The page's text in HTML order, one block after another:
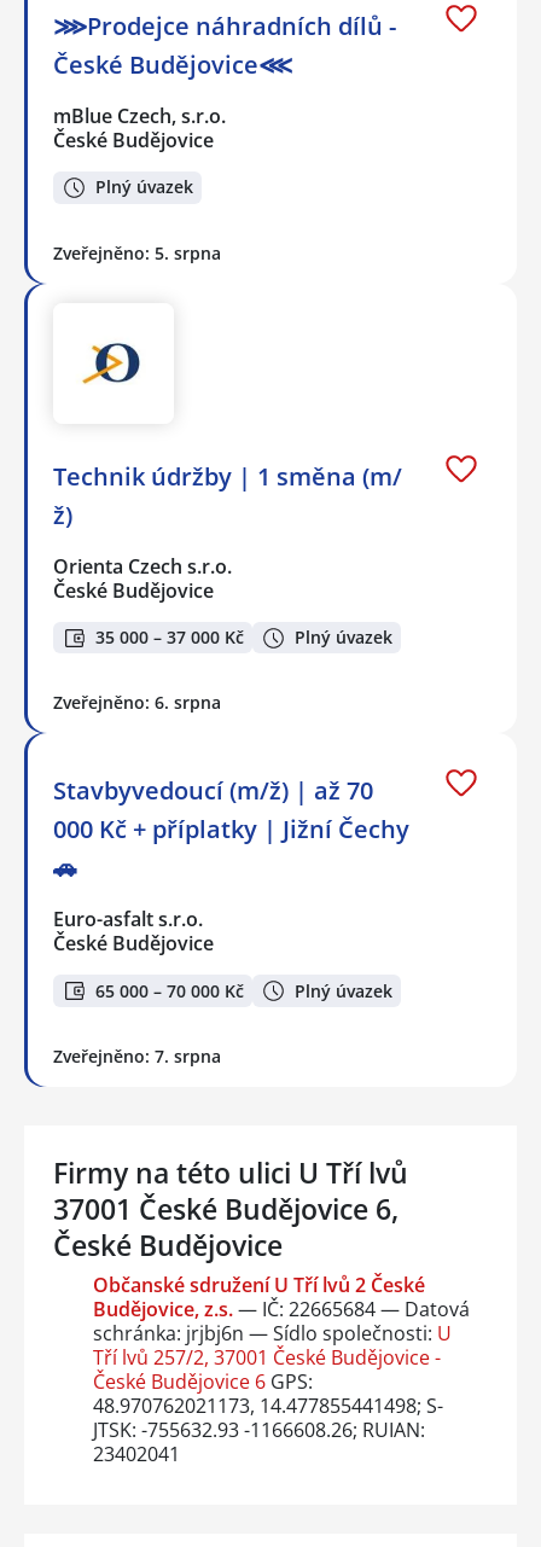
⋙Prodejce náhradních dílů -
České Budějovice⋘
mBlue Czech, s.r.o.
České Budějovice
Plný úvazek
Zveřejněno: 5. srpna
Technik údržby | 1 směna (m/
ž)
Orienta Czech s.r.o.
České Budějovice
35 000 – 37 000 Kč Plný úvazek
Zveřejněno: 6. srpna
Stavbyvedoucí (m/ž) | až 70
000 Kč + příplatky | Jižní Čechy
🚗
Euro-asfalt s.r.o.
České Budějovice
65 000 – 70 000 Kč Plný úvazek
Zveřejněno: 7. srpna
Firmy na této ulici U Tří lvů
37001 České Budějovice 6,
České Budějovice
Občanské sdružení U Tří lvů 2 České
Budějovice, z.s.— IČ: 22665684 — Datová
schránka: jrjbj6n — Sídlo společnosti: U
Tří lvů 257/2, 37001 České Budějovice -
České Budějovice 6GPS:
48.970762021173, 14.477855441498; S-
JTSK: -755632.93 -1166608.26; RUIAN:
23402041